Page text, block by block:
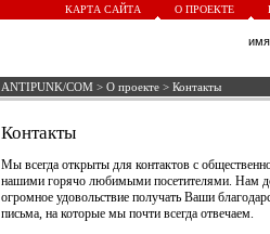
КАРТА САЙТА О ПРОЕКТЕ
ANTIPUNK/COM > О проекте > Контакты
Контакты
Мы всегда открыты для контактов с
нашими горячо любимыми посетителями. Нам
огромное удовольствие получать Ваши
письма, на которые мы почти всегда отвечаем.